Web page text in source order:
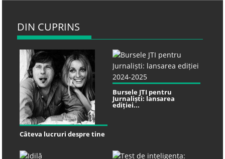
DIN CUPRINS
Câteva lucruri despre tine
Bursele JTI pentru
Jurnaliști: lansarea
ediției...